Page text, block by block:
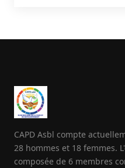
CAPD Asbl compte
28 hommes et 18 femmes.
composée de 6 membres